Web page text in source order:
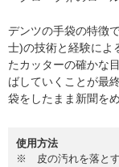
デンツの手袋の特徴
士)の技術と経験によ
たカッターの確かな
ばしていくことが最
袋をしたまま新聞を
使用方法
※ 皮の汚れを落とす